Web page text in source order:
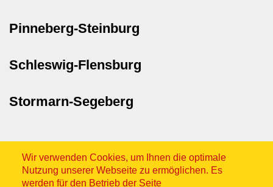
Pinneberg-Steinburg
Schleswig-Flensburg
Stormarn-Segeberg
Wir verwenden Cookies, um Ihnen die optimale
Nutzung unserer Webseite zu ermöglichen. Es
werden für den Betrieb der Seite